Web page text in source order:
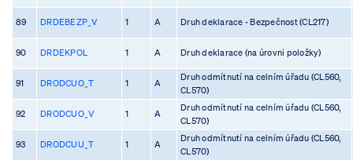
89 DRDEBEZP_V 1 A Druh deklarace - Bezpečnost (CL217)
90 DRDEKPOL 1 A Druh deklarace (na úrovni položky)
91 DRODCUO_T 1 A
Druh odmítnutí na celním úřadu (CL560,
CL570)
92 DRODCUO_V 1 A
Druh odmítnutí na celním úřadu (CL560,
CL570)
93 DRODCUU_T 1 A
Druh odmítnutí na celním úřadu (CL560,
CL570)